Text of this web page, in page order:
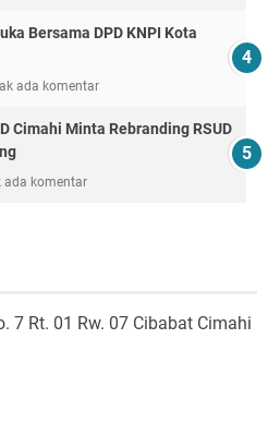
Bersama DPD KNPI Kota
ada komentar
Cimahi Minta Rebranding RSUD
ada komentar
7 Rt. 01 Rw. 07 Cibabat Cimahi